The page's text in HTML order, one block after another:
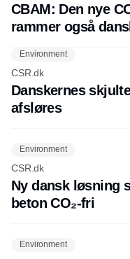
CBAM: Den nye
rammer også
Environment
CSR.dk
Danskernes
afsløres
Environment
CSR.dk
Ny dansk løsning
beton CO₂-fri
Environment